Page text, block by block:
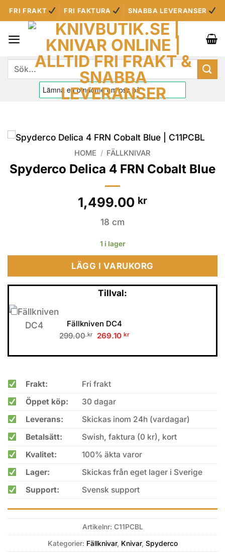
Skip
to
content
FRI FRAKT FRI FAKTURA SNABBA LEVERANSER
Sök
HOME / FÄLLKNIVAR
Spyderco Delica 4 FRN Cobalt Blue
1,499.00 kr
18 cm
1 i lager
LÄGG I VARUKORG
Tillval:
Fällkniven DC4
299.00kr
Original
was:
269.10 krCurrent
is:
Frakt:
Fri frakt
Öppet köp:
30 dagar
Leverans:
Skickas inom 24h (vardagar)
Betalsätt:
Swish, faktura (0 kr), kort
Kvalitet:
100% äkta varor
Lager:
Skickas från eget lager i Sverige
Support:
Svensk support
Artikelnr: C11PCBL
Kategorier: Fällknivar, Knivar, Spyderco